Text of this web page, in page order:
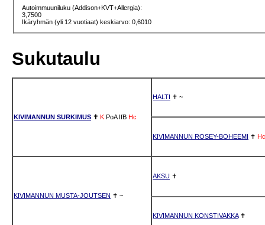
Autoimmuuniluku (Addison+KVT+Allergia):
3,7500
Ikäryhmän (yli 12 vuotiaat) keskiarvo: 0,6010
Sukutaulu
KIVIMANNUN SURKIMUS ✝ K PoA IfB Hc
HALTI ✝ ~
KIVIMANNUN ROSEY-BOHEEMI ✝ Hc
KIVIMANNUN MUSTA-JOUTSEN ✝ ~
AKSU ✝
KIVIMANNUN KONSTIVAKKA✝